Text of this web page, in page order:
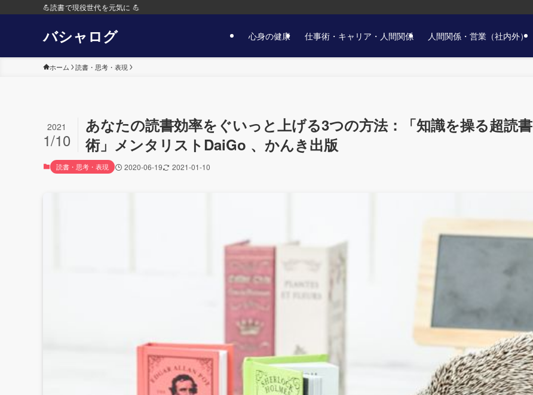
💪読書で現役世代を元気に 💪
バシャログ 心身の健康 仕事術・キャリア・人間関係 人間関係・営業（社内外）
ホーム 読書・思考・表現
あなたの読書効率をぐいっと上げる3つの方法：「知識を操る超読書
術」メンタリストDaiGo 、かんき出版
2021
1/10
読書・思考・表現 2020-06-19 2021-01-10